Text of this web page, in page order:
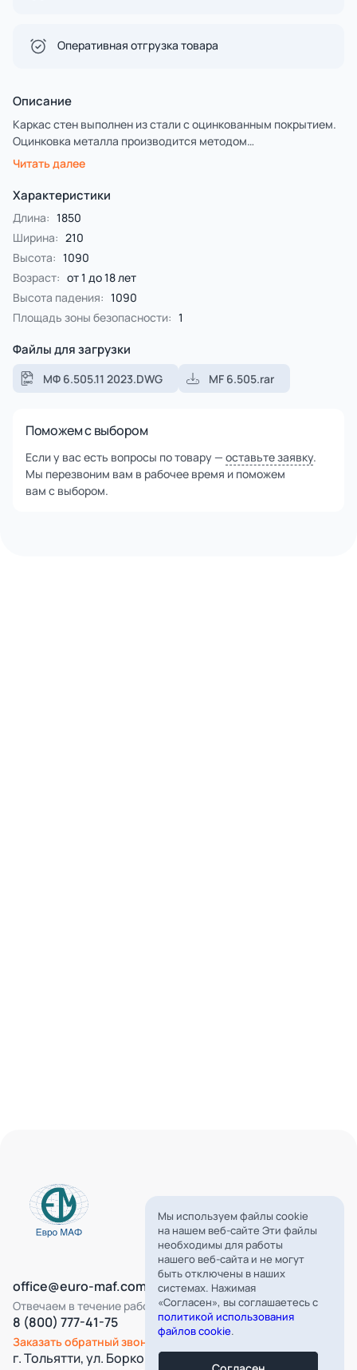
Оперативная отгрузка товара
Описание
Каркас стен выполнен из стали с оцинкованным покрытием.
Оцинковка металла производится методом
электрохимической гальванизации. Накладки стен
полиэтилена.
европейских производителей, что гарантирует высокие
стандарты качества.
Читать далее
Характеристики
Длина: 1850
Ширина: 210
Высота: 1090
Возраст: от 1 до 18 лет
Высота падения: 1090
Площадь зоны безопасности: 1
Файлы для загрузки
МФ 6.505.11 2023.DWG MF 6.505.rar
Поможем с выбором
Если у вас есть вопросы по товару — оставьте заявку.
Мы перезвоним вам в рабочее время и поможем
вам с выбором.
office@euro-maf.com
Отвечаем в течение рабочего дня
8 (800) 777-41-75
Заказать обратный звонок
г. Тольятти, ул. Борковская, д. 16,
Мы используем файлы cookie
на нашем веб-сайте Эти файлы
необходимы для работы
нашего веб-сайта и не могут
быть отключены в наших
системах. Нажимая
«Согласен», вы соглашаетесь с
политикой использования
файлов cookie.